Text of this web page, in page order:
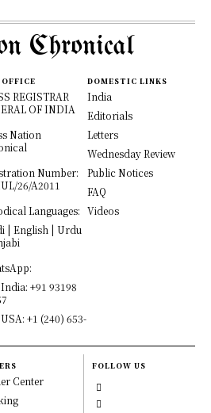
Chronical
OFFICE
REGISTRAR
OF INDIA
Nation
Number:
26/A2011
Languages:
| English | Urdu
+91 93198
+1 (240) 653-
DOMESTIC LINKS
India
Editorials
Letters
Wednesday Review
Public Notices
FAQ
Videos
Center
FOLLOW US